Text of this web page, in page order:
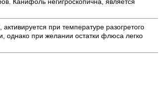
при температуре разогретого
однако при желании остатки флюса легко